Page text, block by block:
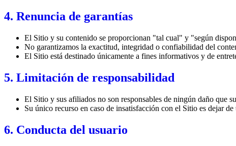
4. Renuncia de garantías
El Sitio y su contenido se proporcionan "tal cual" y "según
No garantizamos la exactitud, integridad o confiabilidad del
El Sitio está destinado únicamente a fines informativos y de
5. Limitación de responsabilidad
El Sitio y sus afiliados no son responsables de ningún daño que
Su único recurso en caso de insatisfacción con el Sitio es dejar de
6. Conducta del usuario